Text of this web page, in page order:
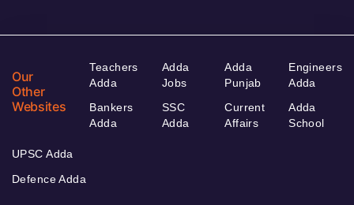
Our
Other
Websites
Teachers
Adda
Bankers
Adda
Adda
Jobs
SSC
Adda
Adda
Punjab
Current
Affairs
Engineers
Adda
Adda
School
UPSC Adda
Defence Adda